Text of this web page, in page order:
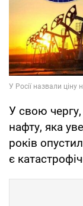
У свою
нафту, яка
років
є